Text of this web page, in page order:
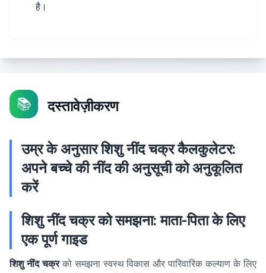
है।
📚 दस्तावेज़ीकरण
उम्र के अनुसार शिशु नींद चक्र कैलकुलेटर:
अपने बच्चे की नींद की अनुसूची को अनुकूलित
करें
शिशु नींद चक्र को समझना: माता-पिता के लिए
एक पूर्ण गाइड
शिशु नींद चक्रको समझना स्वस्थ विकास और पारिवारिक कल्याण के लिए